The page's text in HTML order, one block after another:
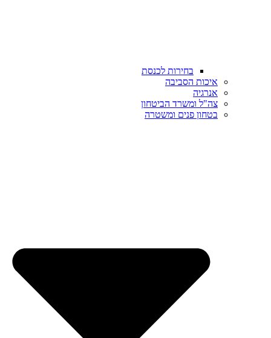
בחירות לכנסת
איכות הסביבה
אנרגיה
צה"ל ומשרד הביטחון
בטחון פנים ומשטרה